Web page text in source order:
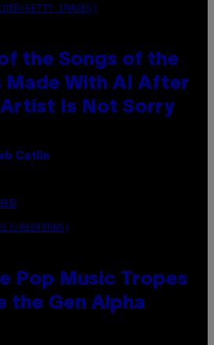
GETTY IMAGES)
the Songs of the
Made With AI After
Is Not Sorry
Catlin
REDFERNS)
Pop Music Tropes
the Gen Alpha